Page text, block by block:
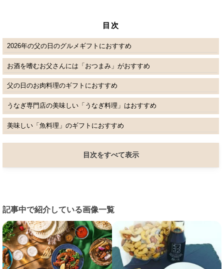
目次
2026年の父の日のグルメギフトにおすすめ
お酒を嗜むお父さんには「おつまみ」がおすすめ
父の日のお肉料理のギフトにおすすめ
うなぎ専門店の美味しい「うなぎ料理」はおすすめ
美味しい「魚料理」のギフトにおすすめ
目次をすべて表示
記事中で紹介している画像一覧